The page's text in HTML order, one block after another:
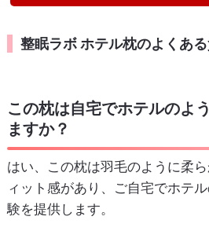
整眠ラボ ホテル枕のよくあ
この枕は自宅でホテルのよ
ますか？
はい、この枕は羽毛のように柔
ィット感があり、ご自宅でホテ
験を提供します。